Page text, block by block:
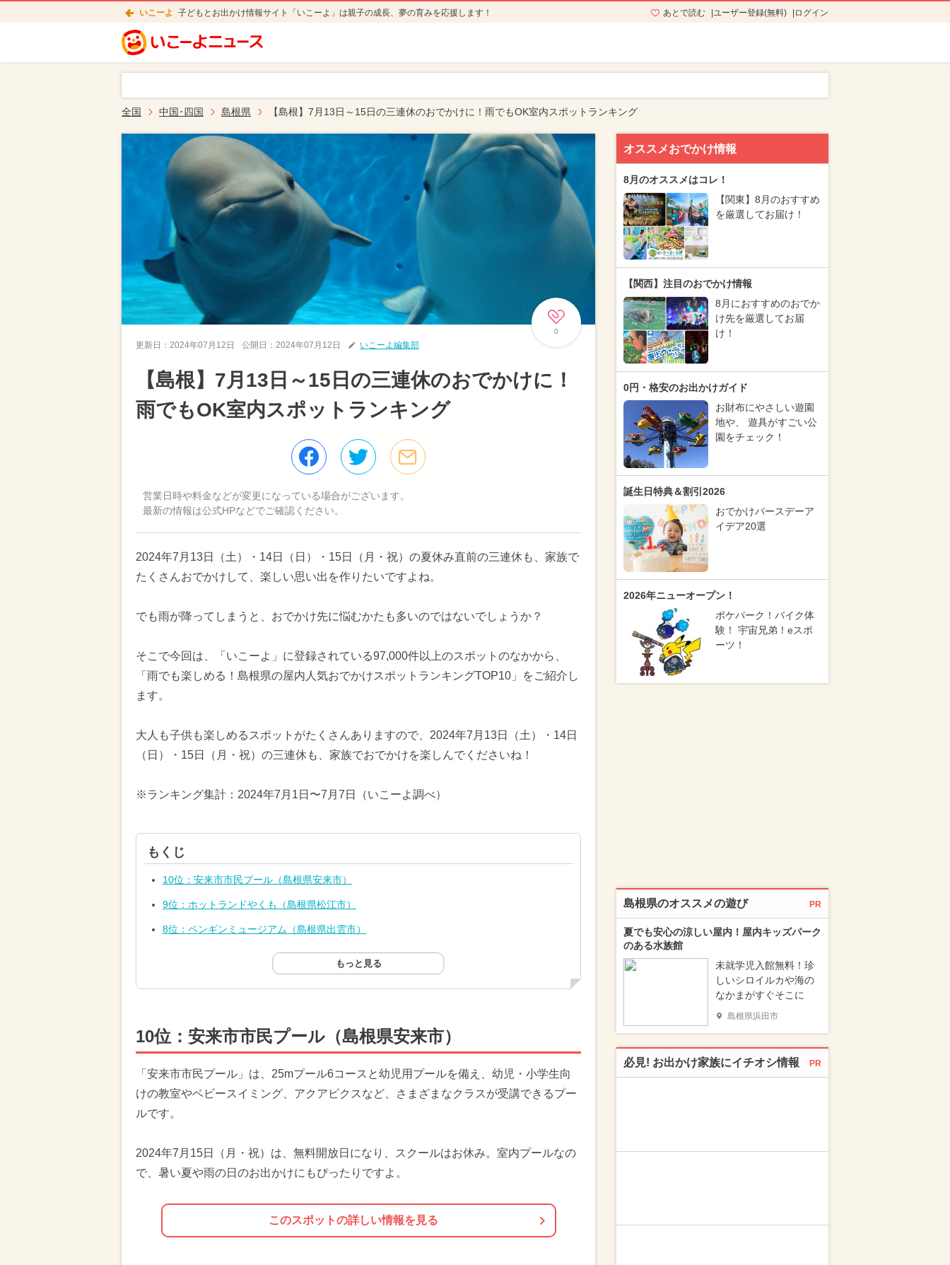
いこーよ 子どもとお出かけ情報サイト「いこーよ」は親子の成長、夢の育みを応援します！ あとで読む ユーザー登録(無料) ログイン
全国 中国･四国 島根県 【島根】7月13日～15日の三連休のおでかけに！雨でもOK室内スポットランキング
0
更新日： 2024年07月12日 公開日： 2024年07月12日 いこーよ編集部
【島根】7月13日～15日の三連休のおでかけに！
雨でもOK室内スポットランキング
営業日時や料金などが変更になっている場合がございます。
最新の情報は公式HPなどでご確認ください。
2024年7月13日（土）・14日（日）・15日（月・祝）の夏休み直前の三連休も、家族で
たくさんおでかけして、楽しい思い出を作りたいですよね。
でも雨が降ってしまうと、おでかけ先に悩むかたも多いのではないでしょうか？
そこで今回は、「いこーよ」に登録されている97,000件以上のスポットのなかから、
「雨でも楽しめる！島根県の屋内人気おでかけスポットランキングTOP10」をご紹介し
ます。
大人も子供も楽しめるスポットがたくさんありますので、2024年7月13日（土）・14日
（日）・15日（月・祝）の三連休も、家族でおでかけを楽しんでくださいね！
※ランキング集計：2024年7月1日〜7月7日（いこーよ調べ）
もくじ
10位：安来市市民プール（島根県安来市）
9位：ホットランドやくも（島根県松江市）
8位：ペンギンミュージアム（島根県出雲市）
もっと見る
10位：安来市市民プール（島根県安来市）
「安来市市民プール」は、25mプール6コースと幼児用プールを備え、幼児・小学生向
けの教室やベビースイミング、アクアビクスなど、さまざまなクラスが受講できるプー
ルです。
2024年7月15日（月・祝）は、無料開放日になり、スクールはお休み。室内プールなの
で、暑い夏や雨の日のお出かけにもぴったりですよ。
このスポットの詳しい情報を見る
オススメおでかけ情報
8月のオススメはコレ！
【関東】8月のおすすめ
を厳選してお届け！
【関西】注目のおでかけ情報
8月におすすめのおでか
け先を厳選してお届
け！
0円・格安のお出かけガイド
お財布にやさしい遊園
地や、 遊具がすごい公
園をチェック！
誕生日特典＆割引2026
おでかけバースデーア
イデア20選
2026年ニューオープン！
ポケパーク！バイク体
験！ 宇宙兄弟！eスポ
ーツ！
島根県のオススメの遊び PR
夏でも安心の涼しい屋内！屋内キッズパーク
のある水族館
未就学児入館無料！珍
しいシロイルカや海の
なかまがすぐそこに
島根県浜田市
必見! お出かけ家族にイチオシ情報 PR